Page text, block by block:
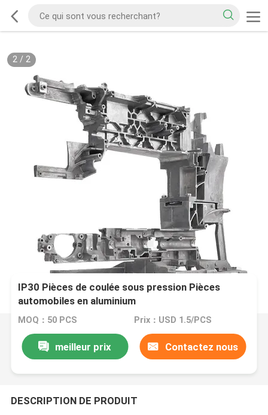
2/ 2
IP30 Pièces de coulée sous pression Pièces
automobiles en aluminium
MOQ：50 PCS Prix：USD 1.5/PCS
meilleur prix Contactez nous
DESCRIPTION DE PRODUIT